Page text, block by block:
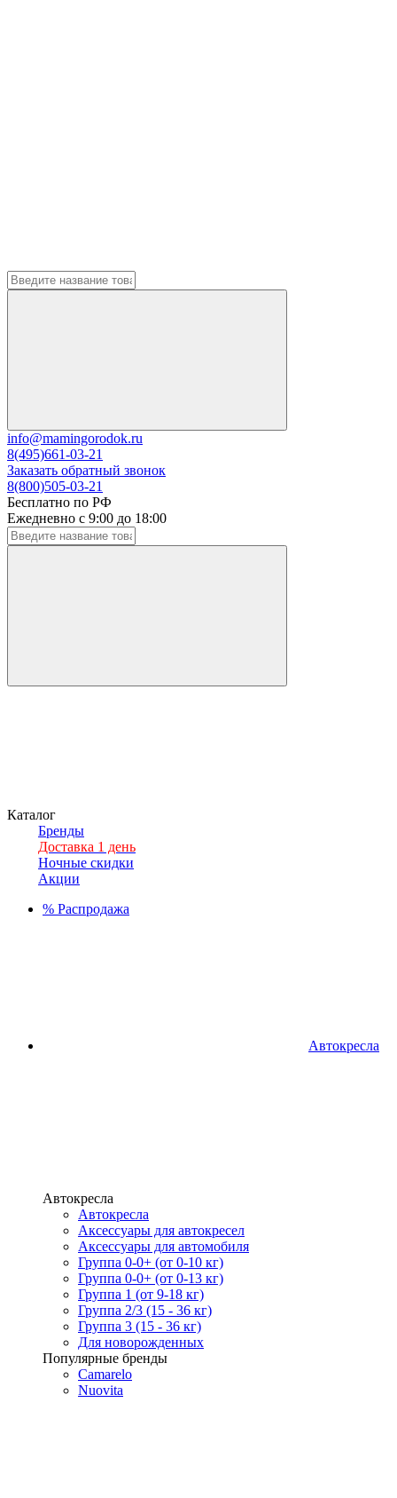
info@mamingorodok.ru
8(495)661-03-21
Заказать обратный звонок
8(800)505-03-21
Бесплатно по РФ
Ежедневно с 9:00 до 18:00
Каталог
Бренды
Доставка 1 день
Ночные скидки
Акции
% Распродажа
Автокресла
Автокресла
Автокресла
Аксессуары для автокресел
Аксессуары для автомобиля
Группа 0-0+ (от 0-10 кг)
Группа 0-0+ (от 0-13 кг)
Группа 1 (от 9-18 кг)
Группа 2/3 (15 - 36 кг)
Группа 3 (15 - 36 кг)
Для новорожденных
Популярные бренды
Camarelo
Nuovita